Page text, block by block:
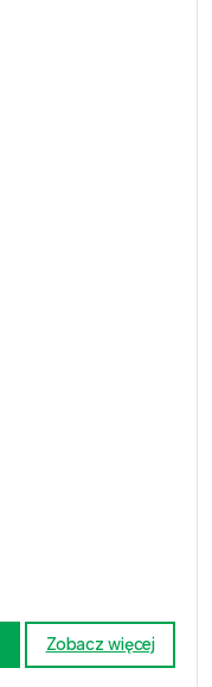
Zobacz więcej